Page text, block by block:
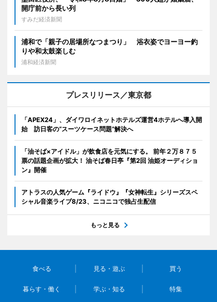
開庁前から長い列
すみだ経済新聞
浦和で「親子の居場所なつまつり」 浴衣姿でヨーヨー釣
りや和太鼓楽しむ
浦和経済新聞
プレスリリース／東京都
「APEX24」、ダイワロイネットホテルズ運営4ホテルへ導入開
始 訪日客の“スーツケース問題”解決へ
「油そば×アイドル」が飲食店を元気にする。 前年２万８７５
票の話題企画が拡大！ 油そば春日亭『第2回 油姫オーディショ
ン』開催
アトラスの人気ゲーム『ライドウ』『女神転生』シリーズスペ
シャル音楽ライブ8/23、ニコニコで独占生配信
もっと見る
食べる 見る・遊ぶ 買う
暮らす・働く 学ぶ・知る 特集